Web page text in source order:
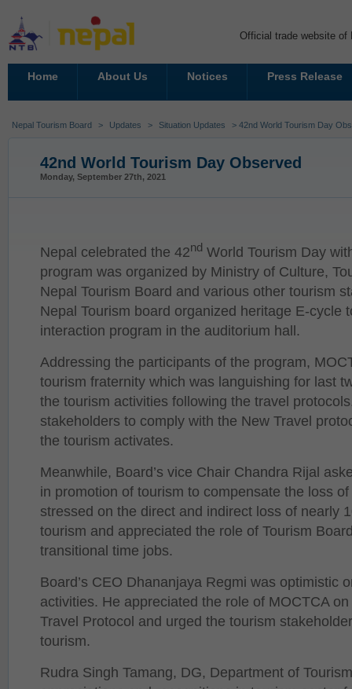
Official trade website of
Home About Us Notices Press Release
Nepal Tourism Board > Updates > Situation Updates > 42nd World Tourism Day
42nd World Tourism Day Observed
Monday, September 27th, 2021
Nepal celebrated the 42nd World Tourism Day
program was organized by Ministry of Culture,
Nepal Tourism Board and various other tourism
Nepal Tourism board organized heritage E-cycle
interaction program in the auditorium hall.
Addressing the participants of the program,
tourism fraternity which was languishing for last
the tourism activities following the travel
stakeholders to comply with the New Travel
the tourism activates.
Meanwhile, Board’s vice Chair Chandra Rijal
in promotion of tourism to compensate the loss
stressed on the direct and indirect loss of nearly
tourism and appreciated the role of Tourism
transitional time jobs.
Board’s CEO Dhananjaya Regmi was optimistic
activities. He appreciated the role of MOCTCA
Travel Protocol and urged the tourism
tourism.
Rudra Singh Tamang, DG, Department of